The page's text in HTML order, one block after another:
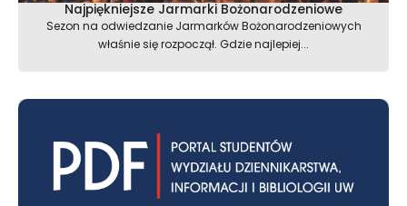
Najpiękniejsze Jarmarki Bożonarodzeniowe
Sezon na odwiedzanie Jarmarków Bożonarodzeniowych
właśnie się rozpoczął. Gdzie najlepiej...